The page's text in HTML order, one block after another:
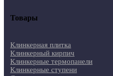
Товары
Клинкерная плитка
Клинкерный кирпич
Клинкерные термопанели
Клинкерные ступени